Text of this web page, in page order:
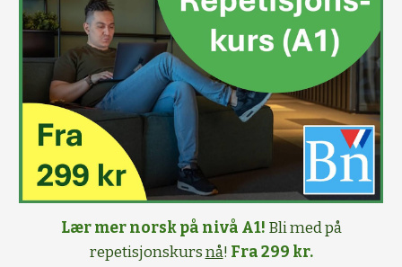
Lær mer norsk på nivå A1! Bli med på
repetisjonskursnå! Fra 299 kr.